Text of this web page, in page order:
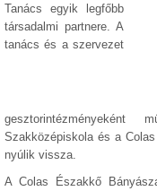
Tanács egyik legfőbb
társadalmi partnere. A
tanács és a szervezet
Szakközépiskola és a
nyúlik vissza.
A Colas Északkő